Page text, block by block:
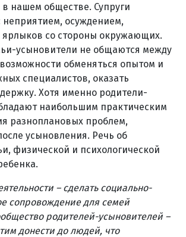
нашем обществе. Супруги
неприятием, осуждением,
со стороны окружающих.
усыновители не общаются между
обменяться опытом и
специалистов, оказать
Хотя именно родители-
наибольшим практическим
разноплановых проблем,
усыновления. Речь об
физической и психологической
– сделать социально-
сопровождение для семей
родителей-усыновителей –
донести до людей, что